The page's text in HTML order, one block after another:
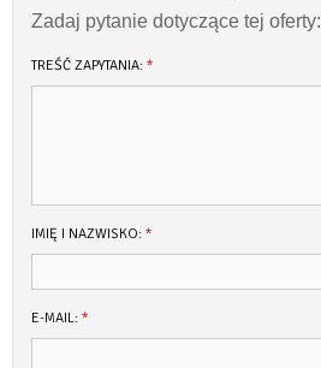
Zadaj pytanie dotyczące tej oferty:
TREŚĆ ZAPYTANIA: *
IMIĘ I NAZWISKO: *
E-MAIL: *